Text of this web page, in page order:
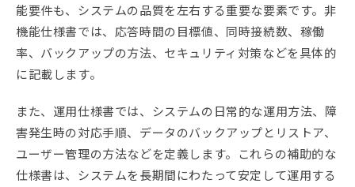
能要件も、システムの品質を左右する重要な要素です。非
機能仕様書では、応答時間の目標値、同時接続数、稼働
率、バックアップの方法、セキュリティ対策などを具体的
に記載します。
また、運用仕様書では、システムの日常的な運用方法、障
害発生時の対応手順、データのバックアップとリストア、
ユーザー管理の方法などを定義します。これらの補助的な
仕様書は、システムを長期間にわたって安定して運用する